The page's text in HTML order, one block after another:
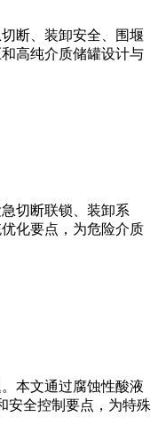
断、装卸安全、围堰
高纯介质储罐设计与
切断联锁、装卸系
化要点，为危险介质
本文通过腐蚀性酸液
安全控制要点，为特殊